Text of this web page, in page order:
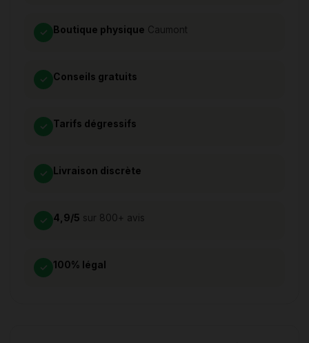
✓ Boutique physique Caumont
✓ Conseils gratuits
✓ Tarifs dégressifs
✓ Livraison discrète
✓ 4,9/5 sur 800+ avis
✓ 100% légal